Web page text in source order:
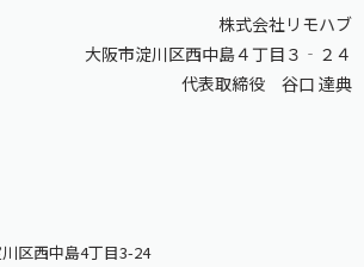
株式会社リモハブ
大阪市淀川区西中島４丁目３‐２４
代表取締役 ⾕⼝ 達典
区西中島4丁目3-24